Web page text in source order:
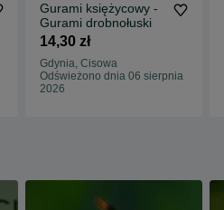
Gurami księżycowy -
Gurami drobnołuski
14,30 zł
Gdynia, Cisowa
Odświeżono dnia 06 sierpnia
2026